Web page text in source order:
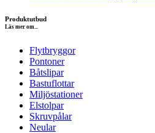
Produktutbud
Läs mer om...
Flytbryggor
Pontoner
Båtslipar
Bastuflottar
Miljöstationer
Elstolpar
Skruvpålar
Neular